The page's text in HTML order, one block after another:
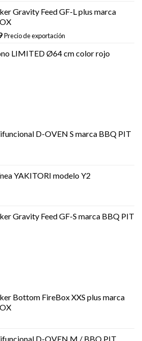
Gravity Feed GF-L plus marca
Precio de exportación
LIMITED Ø64 cm color rojo
D-OVEN S marca BBQ PIT
YAKITORI modelo Y2
Gravity Feed GF-S marca BBQ PIT
Bottom FireBox XXS plus marca
D-OVEN M / BBQ PIT